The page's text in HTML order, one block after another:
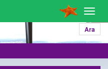
Ara